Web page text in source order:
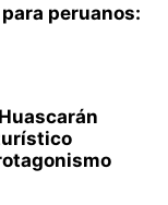
peruanos: